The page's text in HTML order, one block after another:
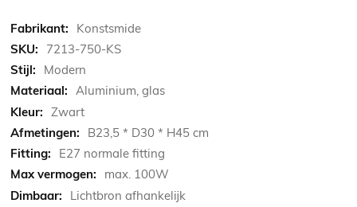
Meer
informatie
Konstsmide
7213-750-KS
Modern
Aluminium, glas
Zwart
B23,5 * D30 * H45 cm
E27 normale fitting
max. 100W
Lichtbron afhankelijk